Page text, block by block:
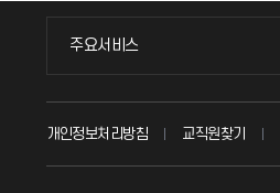
주요서비스
주요서비스
교무회의방송
개인정보처리방침 교직원찾기